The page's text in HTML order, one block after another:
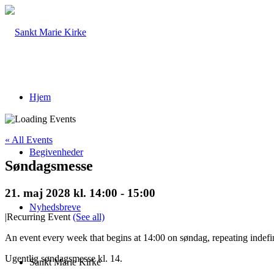
Hjem
Begivenheder
Nyhedsbreve
Sankt Marie Kirke
« All Events
Søndagsmesse
21. maj 2028 kl. 14:00 - 15:00
|Recurring Event (See all)
An event every week that begins at 14:00 on søndag, repeating
Ugentlig søndagsmesse kl. 14.